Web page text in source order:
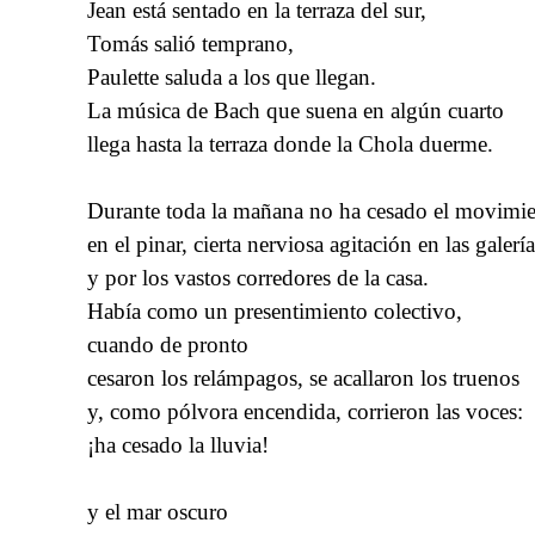
Jean está sentado en la terraza del sur,
Tomás salió temprano,
Paulette saluda a los que llegan.
La música de Bach que suena en algún cuarto
llega hasta la terraza donde la Chola duerme.
Durante toda la mañana no ha cesado el
en el pinar, cierta nerviosa agitación en las
y por los vastos corredores de la casa.
Había como un presentimiento colectivo,
cuando de pronto
cesaron los relámpagos, se acallaron los truenos
y, como pólvora encendida, corrieron las voces:
¡ha cesado la lluvia!
y el mar oscuro